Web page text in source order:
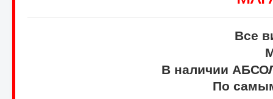
Все
В наличии
По